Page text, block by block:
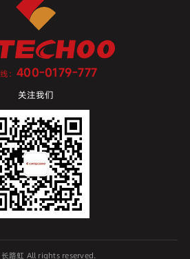
：400-0179-777
关注我们
路虹 All rights reserved.